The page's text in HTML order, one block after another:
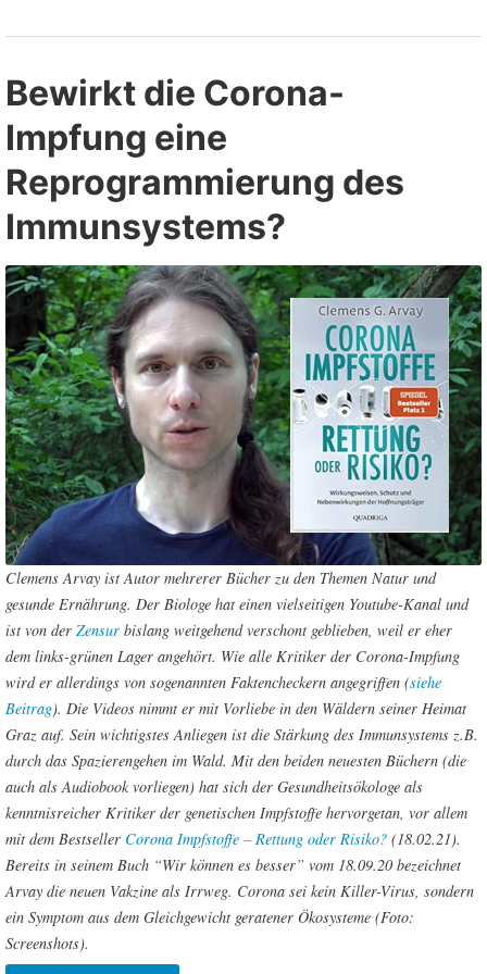
Zensur”
Bewirkt die Corona-
Impfung eine
Reprogrammierung des
Immunsystems?
Clemens Arvay ist Autor mehrerer Bücher zu den Themen Natur und
gesunde Ernährung. Der Biologe hat einen vielseitigen Youtube-Kanal und
ist von derZensur bislang weitgehend verschont geblieben, weil er eher
dem links-grünen Lager angehört. Wie alle Kritiker der Corona-Impfung
wird er allerdings von sogenannten Faktencheckern angegriffen (siehe
Beitrag). Die Videos nimmt er mit Vorliebe in den Wäldern seiner Heimat
Graz auf. Sein wichtigstes Anliegen ist die Stärkung des Immunsystems z.B.
durch das Spazierengehen im Wald. Mit den beiden neuesten Büchern (die
auch als Audiobook vorliegen) hat sich der Gesundheitsökologe als
kenntnisreicher Kritiker der genetischen Impfstoffe hervorgetan, vor allem
mit dem Bestseller Corona Impfstoffe – Rettung oder Risiko? (18.02.21).
Bereits in seinem Buch “Wir können es besser” vom 18.09.20bezeichnet
Arvay die neuen Vakzine als Irrweg. Corona sei kein Killer-Virus, sondern
ein Symptom aus dem Gleichgewicht geratener Ökosysteme (Foto:
Screenshots).